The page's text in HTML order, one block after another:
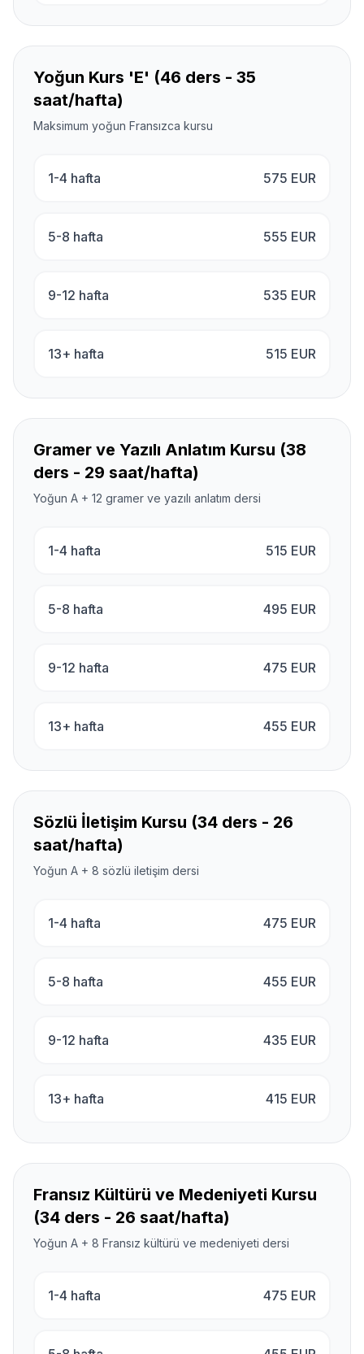
Yoğun Kurs 'E' (46 ders - 35
saat/hafta)
Maksimum yoğun Fransızca kursu
1-4 hafta 575 EUR
5-8 hafta 555 EUR
9-12 hafta 535 EUR
13+ hafta 515 EUR
Gramer ve Yazılı Anlatım Kursu (38
ders - 29 saat/hafta)
Yoğun A + 12 gramer ve yazılı anlatım dersi
1-4 hafta 515 EUR
5-8 hafta 495 EUR
9-12 hafta 475 EUR
13+ hafta 455 EUR
Sözlü İletişim Kursu (34 ders - 26
saat/hafta)
Yoğun A + 8 sözlü iletişim dersi
1-4 hafta 475 EUR
5-8 hafta 455 EUR
9-12 hafta 435 EUR
13+ hafta 415 EUR
Fransız Kültürü ve Medeniyeti Kursu
(34 ders - 26 saat/hafta)
Yoğun A + 8 Fransız kültürü ve medeniyeti dersi
1-4 hafta 475 EUR